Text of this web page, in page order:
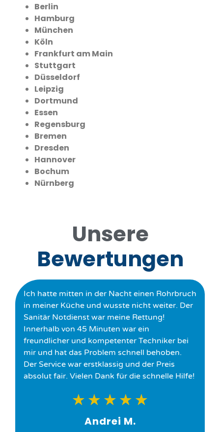
Berlin
Hamburg
München
Köln
Frankfurt am Main
Stuttgart
Düsseldorf
Leipzig
Dortmund
Essen
Regensburg
Bremen
Dresden
Hannover
Bochum
Nürnberg
Unsere
Bewertungen
Ich hatte mitten in der Nacht einen Rohrbruch
in meiner Küche und wusste nicht weiter. Der
Sanitär Notdienst war meine Rettung!
Innerhalb von 45 Minuten war ein
freundlicher und kompetenter Techniker bei
mir und hat das Problem schnell behoben.
Der Service war erstklassig und der Preis
absolut fair. Vielen Dank für die schnelle Hilfe!
★ ★ ★ ★ ★
Andrei M.